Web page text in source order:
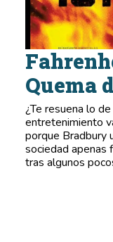
Quema
¿Te resuena lo
entretenimiento
porque Bradbury
sociedad apenas
tras algunos